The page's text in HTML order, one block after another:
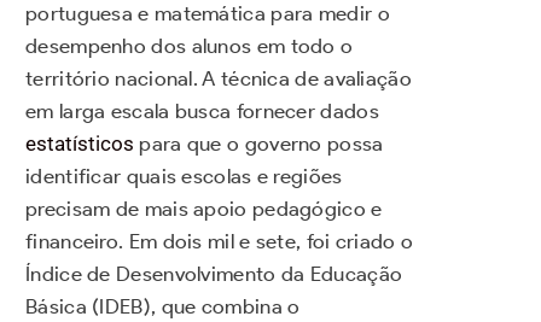
portuguesa e matemática para medir o
desempenho dos alunos em todo o
território nacional. A técnica de avaliação
em larga escala busca fornecer dados
estatísticos para que o governo possa
identificar quais escolas e regiões
precisam de mais apoio pedagógico e
financeiro. Em dois mil e sete, foi criado o
Índice de Desenvolvimento da Educação
Básica (IDEB), que combina o